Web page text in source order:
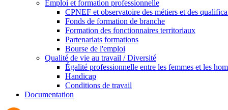
Emploi et formation professionnelle
CPNEF et observatoire des métiers et des
Fonds de formation de branche
Formation des fonctionnaires territoriaux
Partenariats formations
Bourse de l'emploi
Qualité de vie au travail / Diversité
Égalité professionnelle entre les femmes et les
Handicap
Conditions de travail
Documentation